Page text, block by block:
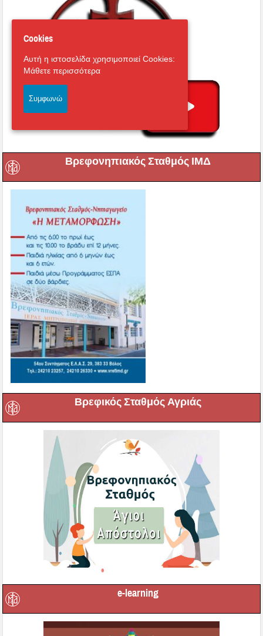
Βρεφονηπιακός Σταθμός ΙΜΔ
Βρεφικός Σταθμός Αγριάς
e-learning
Cookies
Αυτή η ιστοσελίδα χρησιμοποιεί Cookies:
Μάθετε περισσότερα
Συμφωνώ